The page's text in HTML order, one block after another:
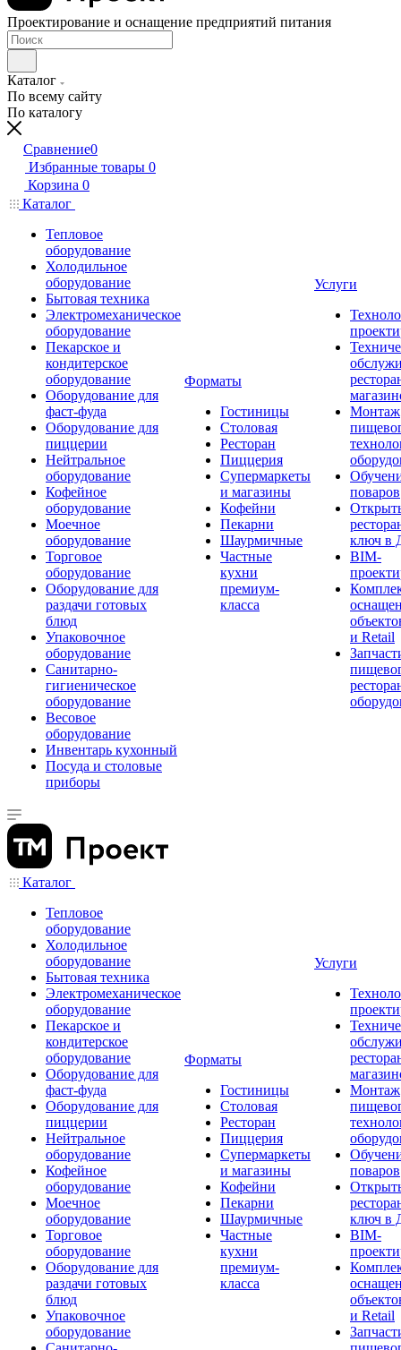
Проектирование и оснащение предприятий питания
Каталог
По всему сайту
По каталогу
Сравнение0
Избранные товары 0
Корзина 0
Каталог
Тепловое
оборудование
Холодильное
оборудование
Бытовая техника
Электромеханическое
оборудование
Пекарское и
кондитерское
оборудование
Оборудование для
фаст-фуда
Оборудование для
пиццерии
Нейтральное
оборудование
Кофейное
оборудование
Моечное
оборудование
Торговое
оборудование
Оборудование для
раздачи готовых
блюд
Упаковочное
оборудование
Санитарно-
гигиеническое
оборудование
Весовое
оборудование
Инвентарь кухонный
Посуда и столовые
приборы
Форматы
Гостиницы
Столовая
Ресторан
Пиццерия
Супермаркеты
и магазины
Кофейни
Пекарни
Шаурмичные
Частные
кухни
премиум-
класса
Услуги
Монтаж
поваров
ключ в
BIM-
и Retail
Каталог
Тепловое
оборудование
Холодильное
оборудование
Бытовая техника
Электромеханическое
оборудование
Пекарское и
кондитерское
оборудование
Оборудование для
фаст-фуда
Оборудование для
пиццерии
Нейтральное
оборудование
Кофейное
оборудование
Моечное
оборудование
Торговое
оборудование
Оборудование для
раздачи готовых
блюд
Упаковочное
оборудование
Форматы
Гостиницы
Столовая
Ресторан
Пиццерия
Супермаркеты
и магазины
Кофейни
Пекарни
Шаурмичные
Частные
кухни
премиум-
класса
Услуги
Монтаж
поваров
ключ в
BIM-
и Retail